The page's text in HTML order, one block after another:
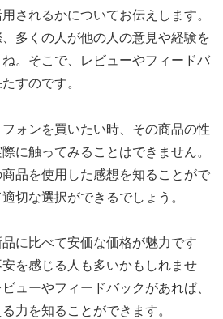
されるかについてお伝えします。
多くの人が他の人の意見や経験を
。そこで、レビューやフィードバ
すのです。
ォンを買いたい時、その商品の性
に触ってみることはできません。
品を使用した感想を知ることがで
切な選択ができるでしょう。
に比べて安価な価格が魅力です
を感じる人も多いかもしれませ
ューやフィードバックがあれば、
力を知ることができます。